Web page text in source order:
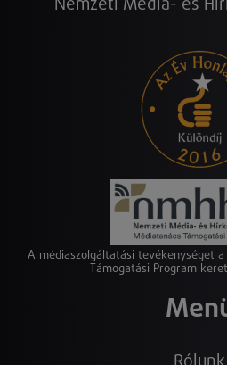
Nemzeti Média- és
A médiaszolgáltatási tevékenységet
Támogatási Program